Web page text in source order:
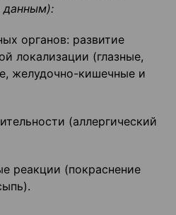
данным):
органов: развитие
локализации (глазные,
желудочно-кишечные и
(аллергический
реакции (покраснение